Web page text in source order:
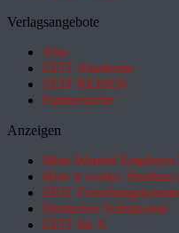
Verlagsangebote
Abo
ZEIT Akademie
ZEIT REISEN
Partnersuche
Anzeigen
Most Wanted Employer
How it works: Studium
ZEIT
Deutsches Schulportal
ZEIT für X